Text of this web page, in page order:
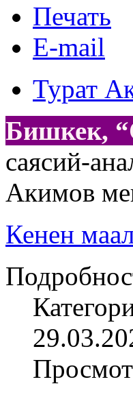
Печать
E-mail
Турат
Бишкек,
саясий-
Акимов
Кенен